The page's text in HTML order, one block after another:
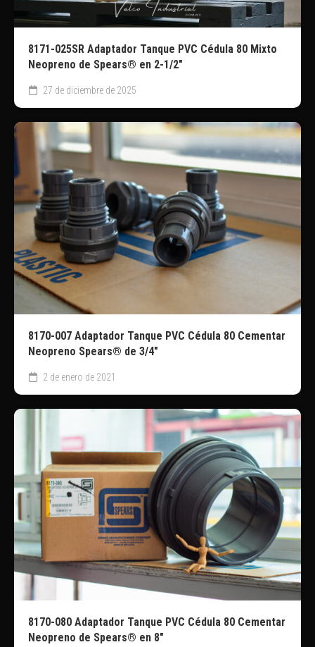
8171-025SR Adaptador Tanque PVC Cédula 80 Mixto
Neopreno de Spears® en 2-1/2″
27 de diciembre de 2025
8170-007 Adaptador Tanque PVC Cédula 80 Cementar
Neopreno Spears® de 3/4″
2 de enero de 2021
8170-080 Adaptador Tanque PVC Cédula 80 Cementar
Neopreno de Spears® en 8″